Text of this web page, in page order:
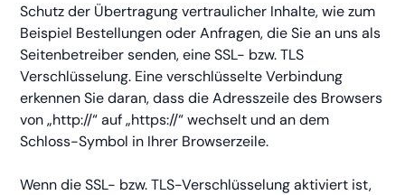
Schutz der Übertragung vertraulicher Inhalte, wie zum
Beispiel Bestellungen oder Anfragen, die Sie an uns als
Seitenbetreiber senden, eine SSL- bzw. TLS
Verschlüsselung. Eine verschlüsselte Verbindung
erkennen Sie daran, dass die Adresszeile des Browsers
von „http://“ auf „https://“ wechselt und an dem
Schloss-Symbol in Ihrer Browserzeile.
Wenn die SSL- bzw. TLS-Verschlüsselung aktiviert ist,